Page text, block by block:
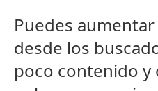
Puedes
desde los
poco contenido y